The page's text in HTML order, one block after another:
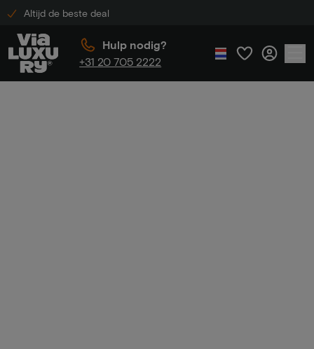
Altijd de beste deal
Hulp nodig?
+31 20 705 2222